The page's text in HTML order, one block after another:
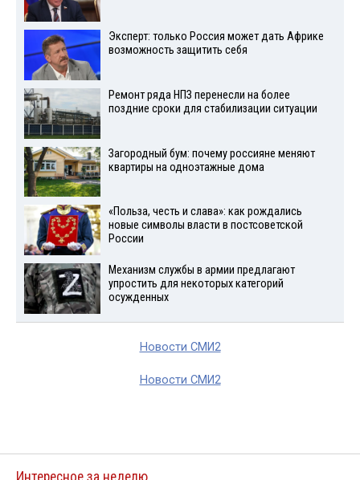
Эксперт: только Россия может дать Африке
возможность защитить себя
Ремонт ряда НПЗ перенесли на более
поздние сроки для стабилизации ситуации
Загородный бум: почему россияне меняют
квартиры на одноэтажные дома
«Польза, честь и слава»: как рождались
новые символы власти в постсоветской
России
Механизм службы в армии предлагают
упростить для некоторых категорий
осужденных
Новости СМИ2
Новости СМИ2
Интересное за неделю